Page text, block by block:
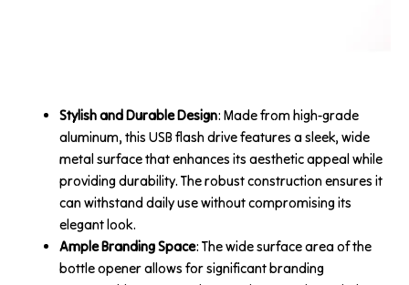
Stylish and Durable Design: Made from high-grade
aluminum, this USB flash drive features a sleek, wide
metal surface that enhances its aesthetic appeal while
providing durability. The robust construction ensures it
can withstand daily use without compromising its
elegant look.
Ample Branding Space: The wide surface area of the
bottle opener allows for significant branding